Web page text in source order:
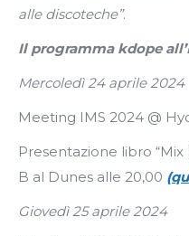
alle discoteche”.
Il programma kdope
Mercoledì 24 aprile 2024
Meeting IMS 2024 @
Presentazione libro
B al Dunes alle 20,00
Giovedì 25 aprile 2024